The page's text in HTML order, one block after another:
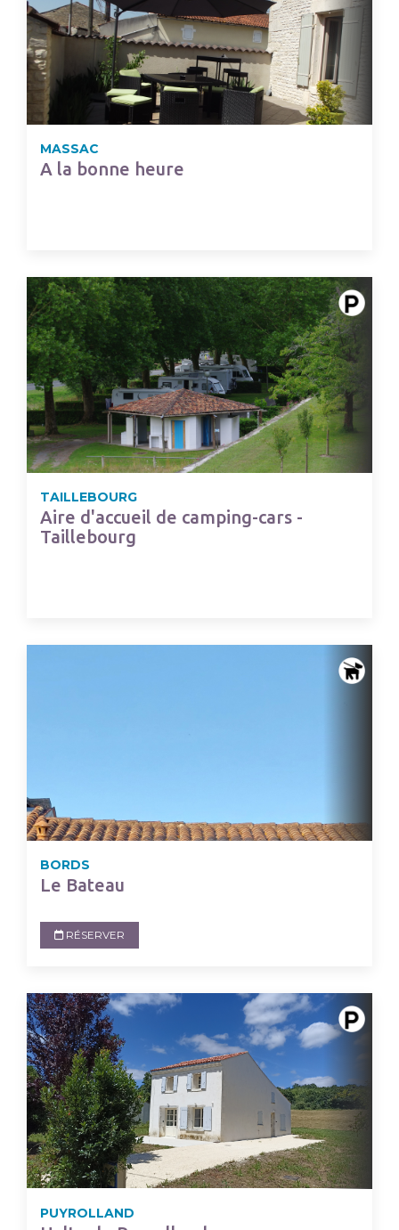
MASSAC
A la bonne heure
TAILLEBOURG
Aire d'accueil de camping-cars -
Taillebourg
BORDS
Le Bateau
RÉSERVER
PUYROLLAND